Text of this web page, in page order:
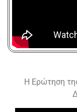
Η Ερώτηση